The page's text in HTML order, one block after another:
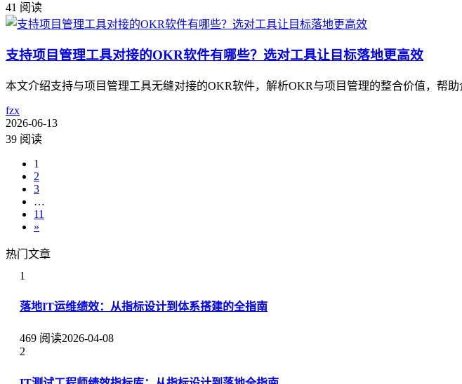
41 阅读
支持项目管理工具对接的OKR软件有哪些？选对工具让目标落地更高效
本文介绍支持与项目管理工具无缝对接的OKR软件，解析OKR与项目管理的整合价值，帮
fzx
2026-06-13
39 阅读
1
2
3
…
11
»
热门文章
1
落地IT运维绩效：从指标设计到体系搭建的全指南
469 阅读2026-04-08
2